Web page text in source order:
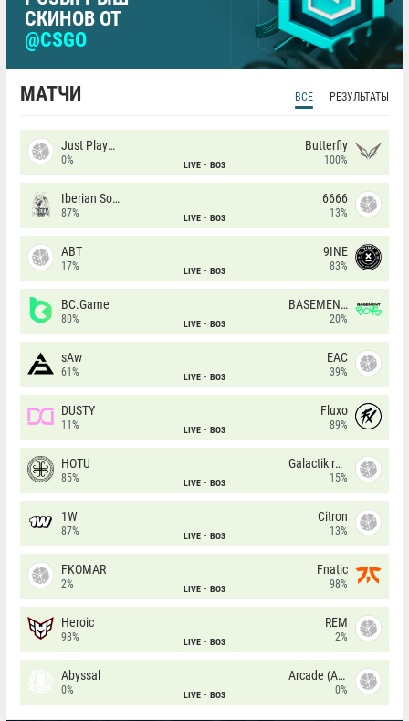
СКИНОВ ОТ
@CSGO
МАТЧИ ВСЕ РЕЗУЛЬТАТЫ
Just Players
0% LIVE BO3
Butterfly
100%
Iberian Soul
87% LIVE BO3
6666
13%
ABT
17% LIVE BO3
9INE
83%
BC.Game
80% LIVE BO3
BASEMENT BOYS
20%
sAw
61% LIVE BO3
EAC
39%
DUSTY
11% LIVE BO3
Fluxo
89%
HOTU
85% LIVE BO3
Galactik rebels
15%
1W
87% LIVE BO3
Citron
13%
FKOMAR
2% LIVE BO3
Fnatic
98%
Heroic
98% LIVE BO3
REM
2%
Abyssal
0% LIVE BO3
Arcade (AU)
0%